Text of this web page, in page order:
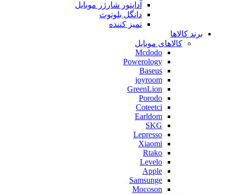
آداپتور شارژر موبایل
دانگل بلوتوث
تمیز کننده
برند کالاها
کالاهای موبایل
Mcdodo
Powerology
Baseus
joyroom
GreenLion
Porodo
Coteetci
Earldom
SKG
Lepresso
Xiaomi
Rtako
Levelo
Apple
Samsunge
Mocoson